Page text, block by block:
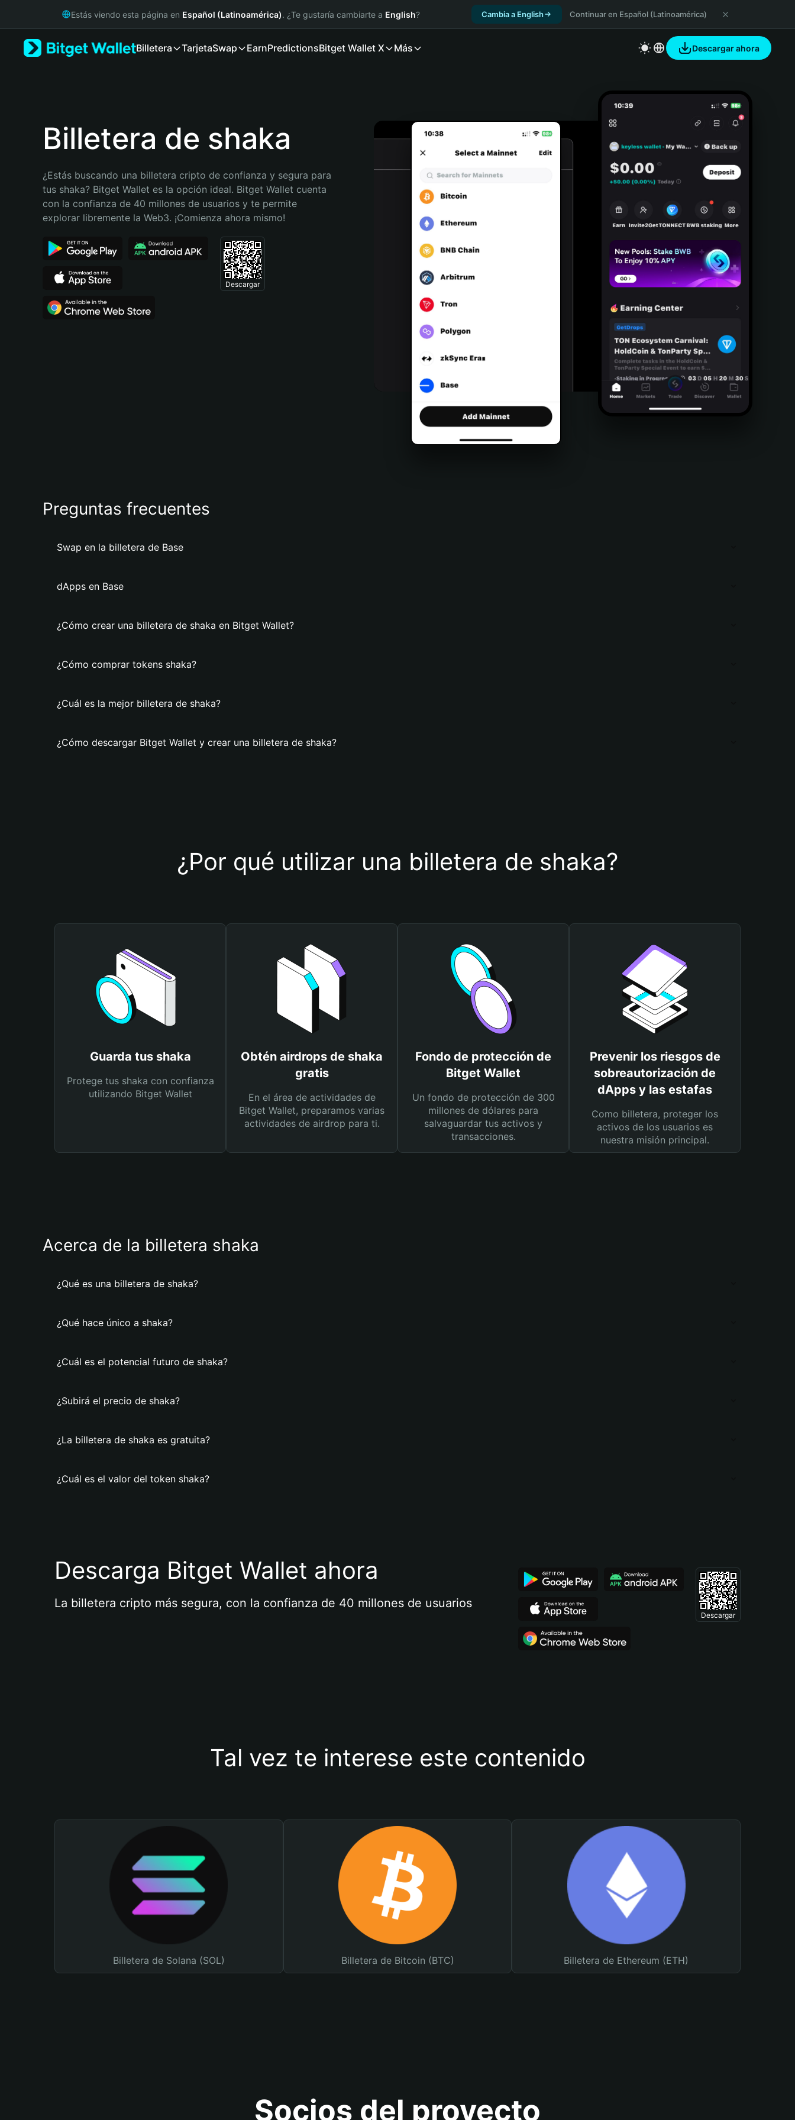
Русский
Bahasa Indonesia
Português (Brasil)
Estás viendo esta página en Español (Latinoamérica). ¿Te gustaría cambiarte a English? Cambia a English Continuar en Español (Latinoamérica)
Billetera TarjetaSwap EarnPredictionsBitget Wallet X Más Descargar ahora
Billetera de shaka
¿Estás buscando una billetera cripto de confianza y segura para
tus shaka? Bitget Wallet es la opción ideal. Bitget Wallet cuenta
con la confianza de 40 millones de usuarios y te permite
explorar libremente la Web3. ¡Comienza ahora mismo!
Descargar
Preguntas frecuentes
Swap en la billetera de Base
dApps en Base
¿Cómo crear una billetera de shaka en Bitget Wallet?
¿Cómo comprar tokens shaka?
¿Cuál es la mejor billetera de shaka?
¿Cómo descargar Bitget Wallet y crear una billetera de shaka?
¿Por qué utilizar una billetera de shaka?
Guarda tus shaka
Protege tus shaka con confianza
utilizando Bitget Wallet
Obtén airdrops de shaka
gratis
En el área de actividades de
Bitget Wallet, preparamos varias
actividades de airdrop para ti.
Fondo de protección de
Bitget Wallet
Un fondo de protección de 300
millones de dólares para
salvaguardar tus activos y
transacciones.
Prevenir los riesgos de
sobreautorización de
dApps y las estafas
Como billetera, proteger los
activos de los usuarios es
nuestra misión principal.
Acerca de la billetera shaka
¿Qué es una billetera de shaka?
¿Qué hace único a shaka?
¿Cuál es el potencial futuro de shaka?
¿Subirá el precio de shaka?
¿La billetera de shaka es gratuita?
¿Cuál es el valor del token shaka?
Descarga Bitget Wallet ahora
La billetera cripto más segura, con la confianza de 40 millones de usuarios
Descargar
Tal vez te interese este contenido
Billetera de Solana (SOL) Billetera de Bitcoin (BTC) Billetera de Ethereum (ETH)
Socios del proyecto